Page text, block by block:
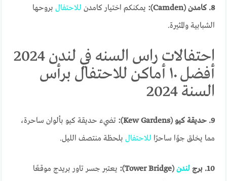
8. كامدن (Camden): يمكنكم اختيار كامدن للاحتفال بروحها
الشبابية والمثيرة.
احتفالات راس السنه في لندن 2024
أفضل ١٠ أماكن للاحتفال برأس
السنة 2024
9. حديقة كيو (Kew Gardens):
تضيء حديقة كيو بألوان ساحرة،
مما يخلق جوًا ساحرًا للاحتفال بلحظة منتصف الليل.
10. برج لندن (Tower Bridge):
يعتبر جسر تاور بريدج موقعًا